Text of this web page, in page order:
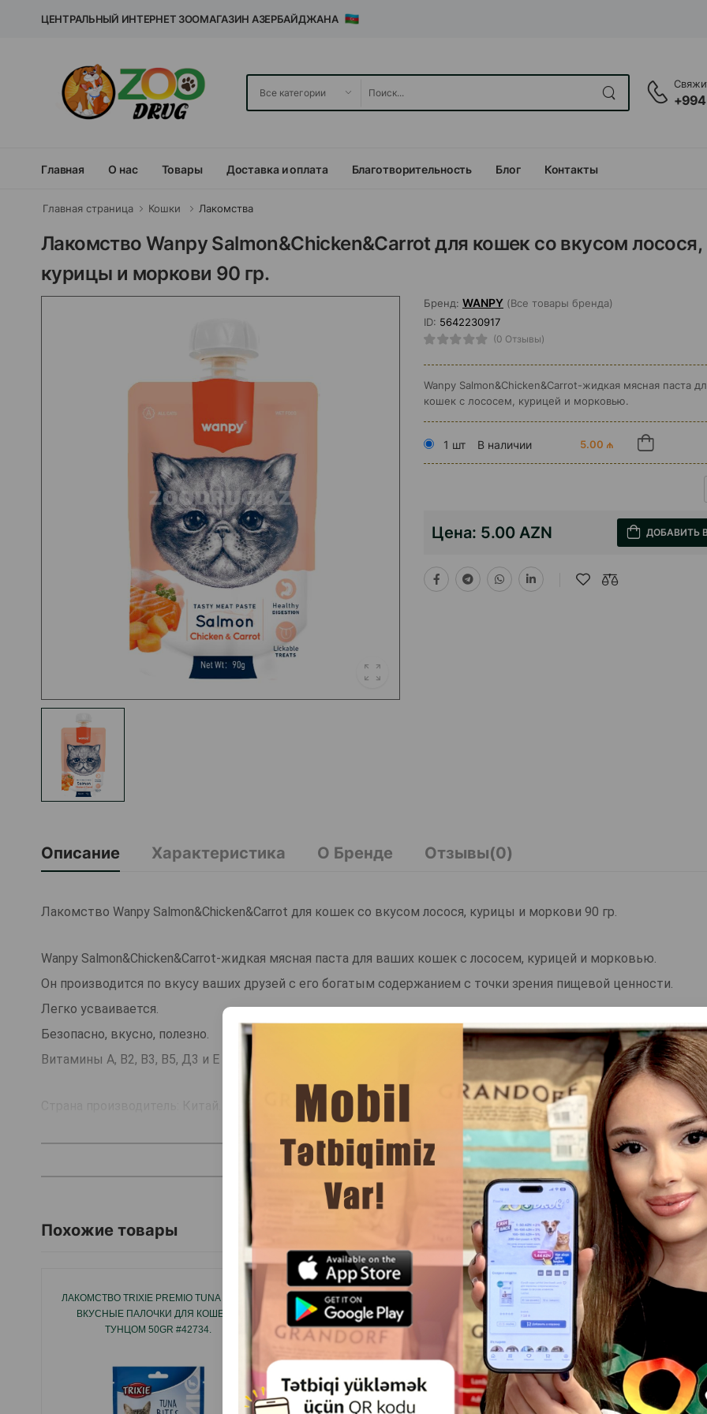
ЦЕНТРАЛЬНЫЙ ИНТЕРНЕТ ЗООМАГАЗИН АЗЕРБАЙДЖАНА
Главная О нас Товары Доставка и оплата Благотворительность Блог Контакты
Главная страница Кошки Лакомства
Лакомство Wanpy Salmon&Chicken&Carrot для кошек со вкусом лосося,
курицы и моркови 90 гр.
Бренд: WANPY (Все товары бренда)
ID: 5642230917
(0 Отзывы)
Wanpy Salmon&Chicken&Carrot-жидкая мясная паста
кошек с лососем, курицей и морковью.
1 шт В наличии 5.00 ₼
Цена: 5.00 AZN ДОБАВИТЬ
Описание Характеристика О Бренде Отзывы(0)
Лакомство Wanpy Salmon&Chicken&Carrot для кошек со вкусом лосося, курицы и моркови 90 гр.
Wanpy Salmon&Chicken&Carrot-жидкая мясная паста для ваших кошек с лососем, курицей и морковью.
Он производится по вкусу ваших друзей с его богатым содержанием с точки зрения пищевой ценности.
Легко усваивается.
Безопасно, вкусно, полезно.
Витамины А, В2, В3, В5, Д3 и Е в нем поддерживают здоровье вашего друга.
ЧИТАТЬ ДАЛЬШЕ
Похожие товары
ЛАКОМСТВО TRIXIE PREMIO TUNA BITES -
ВКУСНЫЕ ПАЛОЧКИ ДЛЯ КОШЕК С
ТУНЦОМ 50GR #42734.
ЛАКОМСТВО TRIXIE CATNIP CHICKEN
BITES С КУРИЦЕЙ И КОШАЧЬЕЙ МЯТОЙ
ДЛЯ КОШЕК - ВКУСНОЕ И АРОМАТНОЕ
УГОЩЕНИЕ ДЛЯ ЕЖЕДНЕВНОГО
ПООЩРЕНИЯ 50Г #42742.
ЛАКОМСТВО TRIXIE PREMIO
HEARTS - АППЕТИТНЫЕ
СЕРДЕЧКИ ДЛЯ КОШЕК С
МИНТАЕМ 50GR